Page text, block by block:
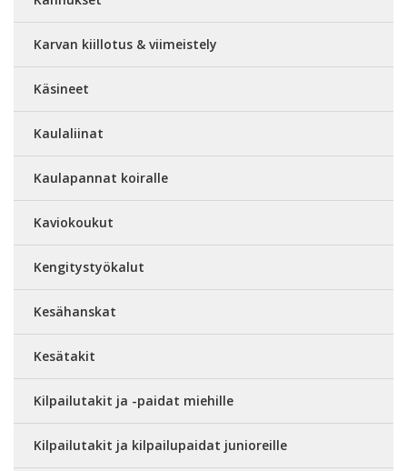
Karvan kiillotus & viimeistely
Käsineet
Kaulaliinat
Kaulapannat koiralle
Kaviokoukut
Kengitystyökalut
Kesähanskat
Kesätakit
Kilpailutakit ja -paidat miehille
Kilpailutakit ja kilpailupaidat junioreille